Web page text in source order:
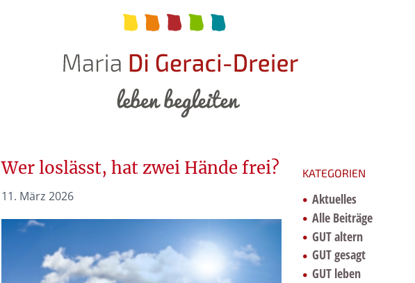
Wer loslässt, hat zwei Hände frei?
11. März 2026
KATEGORIEN
Aktuelles
Alle Beiträge
GUT altern
GUT gesagt
GUT leben